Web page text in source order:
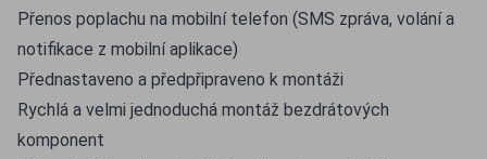
Přenos poplachu na mobilní telefon (SMS zpráva, volání a
notifikace z mobilní aplikace)
Přednastaveno a předpřipraveno k montáži
Rychlá a velmi jednoduchá montáž bezdrátových
komponent